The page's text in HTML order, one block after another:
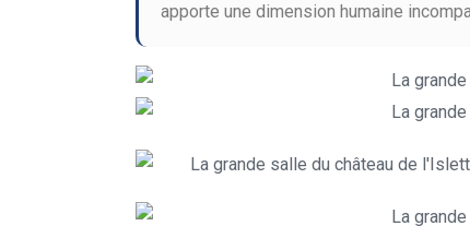
apporte une dimension humaine